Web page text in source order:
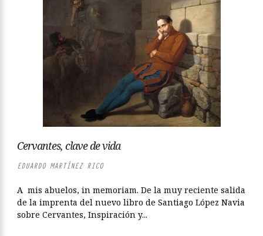
Cervantes, clave de vida
EDUARDO MARTÍNEZ RICO
A mis abuelos, in memoriam. De la muy reciente salida
de la imprenta del nuevo libro de Santiago López Navia
sobre Cervantes, Inspiración y...